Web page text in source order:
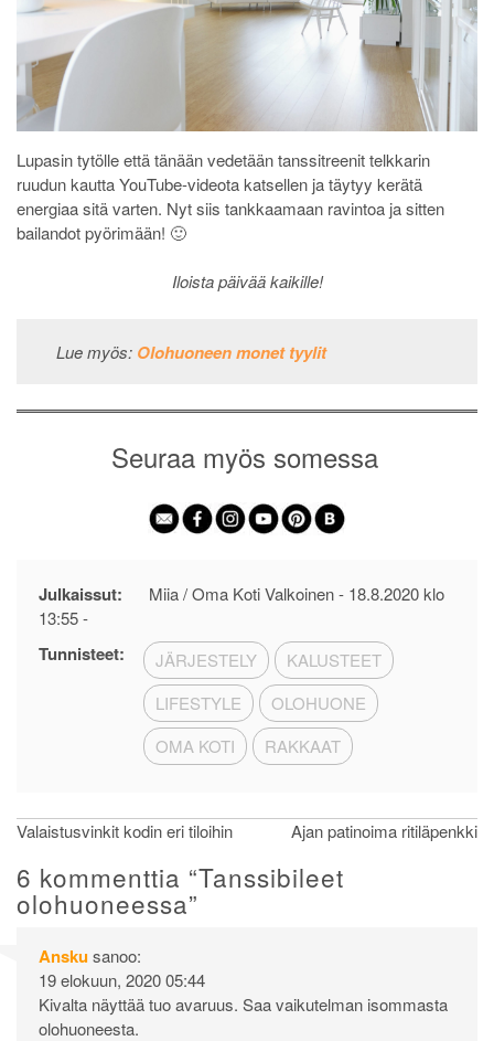
Lupasin tytölle että tänään vedetään tanssitreenit telkkarin
ruudun kautta YouTube-videota katsellen ja täytyy kerätä
energiaa sitä varten. Nyt siis tankkaamaan ravintoa ja sitten
bailandot pyörimään! 🙂
Iloista päivää kaikille!
Lue myös: Olohuoneen monet tyylit
Seuraa myös somessa
Julkaissut: Miia / Oma Koti Valkoinen - 18.8.2020 klo
13:55-
Tunnisteet: JÄRJESTELY
KALUSTEET
LIFESTYLE
OLOHUONE
OMA KOTI
RAKKAAT
Artikkelien
selaus
Valaistusvinkit kodin eri tiloihin Ajan patinoima ritiläpenkki
6 kommenttia “Tanssibileet
olohuoneessa”
Anskusanoo:
19 elokuun, 2020 05:44
Kivalta näyttää tuo avaruus. Saa vaikutelman isommasta
olohuoneesta.